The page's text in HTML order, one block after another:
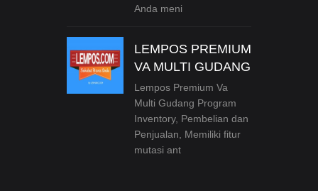
Anda meni
LEMPOS PREMIUM
VA MULTI GUDANG
Lempos Premium Va
Multi Gudang Program
Inventory, Pembelian dan
Penjualan, Memiliki fitur
mutasi ant